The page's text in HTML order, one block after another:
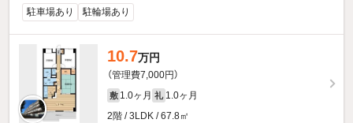
駐車場あり 駐輪場あり
10.7万円
（管理費7,000円）
敷 1.0ヶ月 礼 1.0ヶ月
2階 / 3LDK / 67.8㎡